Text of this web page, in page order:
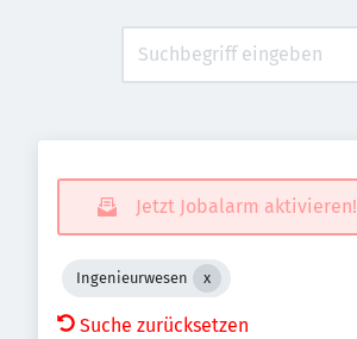
Jetzt Jobalarm aktivieren!
Ingenieurwesen
Suche zurücksetzen